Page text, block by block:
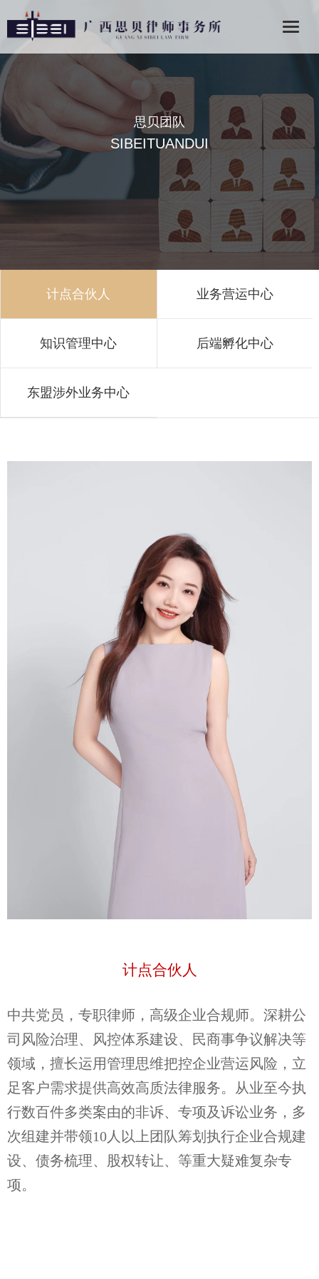
思贝团队
SIBEITUANDUI
计点合伙人 业务营运中心
知识管理中心 后端孵化中心
东盟涉外业务中心
计点合伙人
中共党员，专职律师 ， 高级企业合规师。 深耕公
司风险治理、风控体系建设、民商事争议解决等
领域，擅长运用管理思维把控企业营运风险，立
足客户需求提供高效高质法律服务。从业至今执
行数百件多类案由的非诉、专项及诉讼业务，多
次组建并带领10人以上团队筹划执行企业合规建
设、债务梳理、股权转让、等重大疑难复杂专
项。